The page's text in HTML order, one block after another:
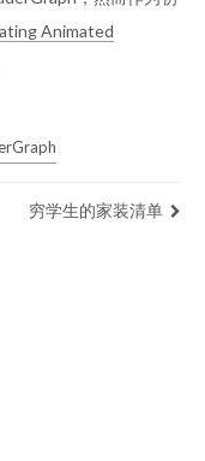
Animated
穷学生的家装清单